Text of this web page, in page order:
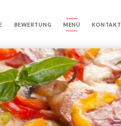
BEWERTUNG MENÜ KONTAKT